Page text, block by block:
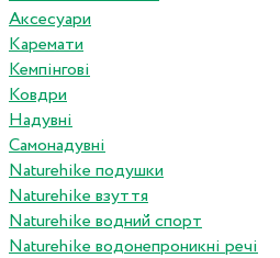
Аксесуари
Каремати
Кемпінгові
Ковдри
Надувні
Самонадувні
Naturehike подушки
Naturehike взуття
Naturehike водний спорт
Naturehike водонепроникні речі